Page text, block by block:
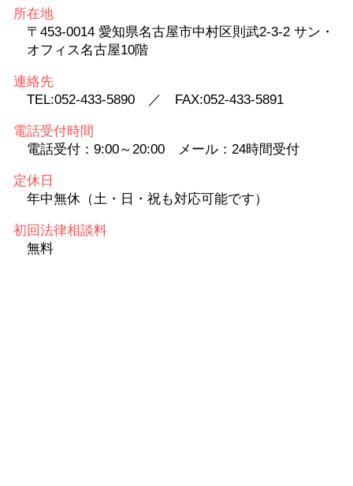
所在地
〒453-0014 愛知県名古屋市中村区則武2-3-2 サン・
オフィス名古屋10階
連絡先
TEL:052-433-5890 ／ FAX:052-433-5891
電話受付時間
電話受付：9:00～20:00 メール：24時間受付
定休日
年中無休（土・日・祝も対応可能です）
初回法律相談料
無料